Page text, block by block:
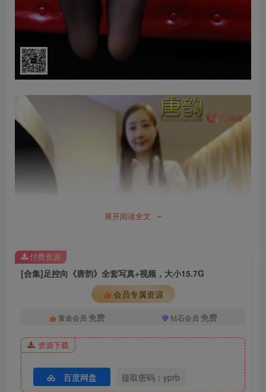
展开阅读全文
[合集]足控向《唐韵》全套写真+视频，大小15.7G
会员专属资源
黄金会员 免费 钻石会员 免费
资源下载
百度网盘 提取密码：yprb
付费资源